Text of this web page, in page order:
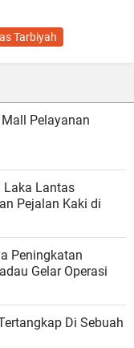
Tarbiyah
Pelayanan
Laka Lantas
Pejalan Kaki di
Peningkatan
Gelar Operasi
Di Sebuah